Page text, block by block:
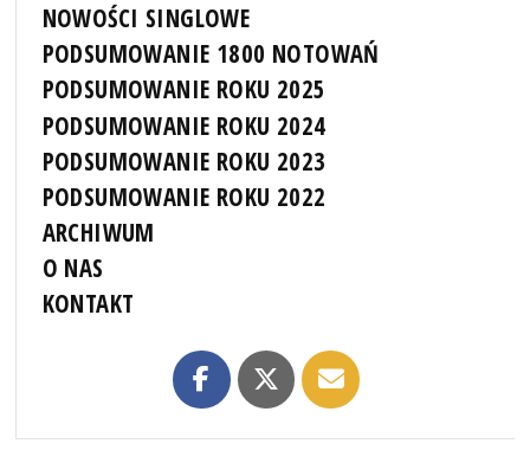
NOWOŚCI SINGLOWE
PODSUMOWANIE 1800 NOTOWAŃ
PODSUMOWANIE ROKU 2025
PODSUMOWANIE ROKU 2024
PODSUMOWANIE ROKU 2023
PODSUMOWANIE ROKU 2022
ARCHIWUM
O NAS
KONTAKT